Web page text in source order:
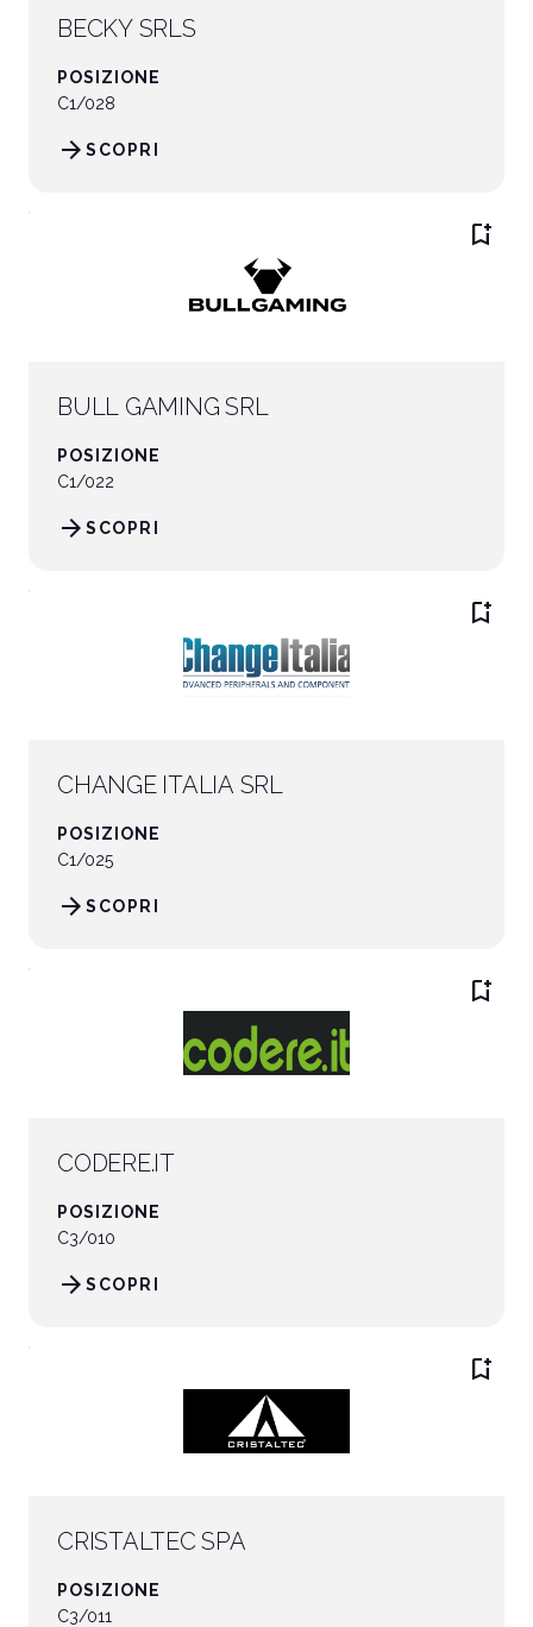
BECKY SRLS
POSIZIONE
C1/028
SCOPRI
arrow_forward
bookmark_add
BULL GAMING SRL
POSIZIONE
C1/022
SCOPRI
arrow_forward
bookmark_add
CHANGE ITALIA SRL
POSIZIONE
C1/025
SCOPRI
arrow_forward
bookmark_add
CODERE.IT
POSIZIONE
C3/010
SCOPRI
arrow_forward
bookmark_add
CRISTALTEC SPA
POSIZIONE
C3/011